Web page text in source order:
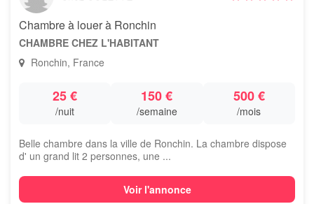
Chambre à louer à Ronchin
CHAMBRE CHEZ L'HABITANT
Ronchin, France
25 €
/nuit
150 €
/semaine
500 €
/mois
Belle chambre dans la ville de Ronchin. La chambre dispose
d' un grand lit 2 personnes, une ...
Voir l'annonce